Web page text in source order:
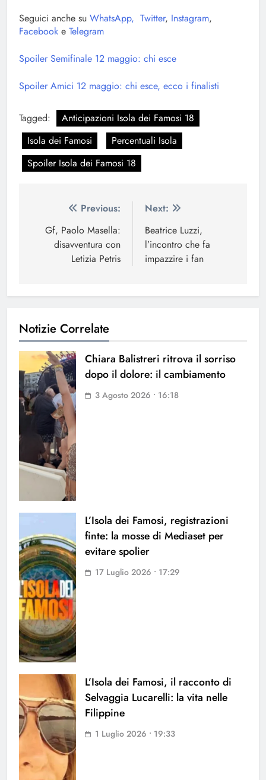
Seguici anche su WhatsApp, Twitter, Instagram,
Facebook e Telegram
Spoiler Semifinale 12 maggio: chi esce
Spoiler Amici 12 maggio: chi esce, ecco i finalisti
Tagged:
Anticipazioni Isola dei Famosi 18
Isola dei Famosi
Percentuali Isola
Spoiler Isola dei Famosi 18
Navigazione
articoli
Previous:
Gf, Paolo Masella:
disavventura con
Letizia Petris
Next:
Beatrice Luzzi,
l’incontro che fa
impazzire i fan
Notizie Correlate
Chiara Balistreri ritrova il sorriso
dopo il dolore: il cambiamento
3 Agosto 2026 • 16:18
L’Isola dei Famosi, registrazioni
finte: la mosse di Mediaset per
evitare spolier
17 Luglio 2026 • 17:29
L’Isola dei Famosi, il racconto di
Selvaggia Lucarelli: la vita nelle
Filippine
1 Luglio 2026 • 19:33